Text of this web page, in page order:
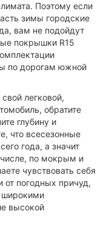
Поэтому если
зимы городские
вам не подойдут
покрышки R15
по дорогам южной
легковой,
обратите
глубину и
что всесезонные
года, а значит
по мокрым и
чувствовать себя
от погодных причуд,
широкими
высокой